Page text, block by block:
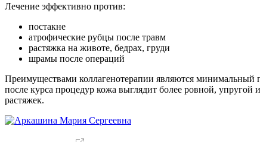
Лечение эффективно против:
постакне
атрофические рубцы после травм
растяжка на животе, бедрах, груди
шрамы после операций
Преимуществами коллагенотерапии являются минимальный
после курса процедур кожа выглядит более ровной,
растяжек.